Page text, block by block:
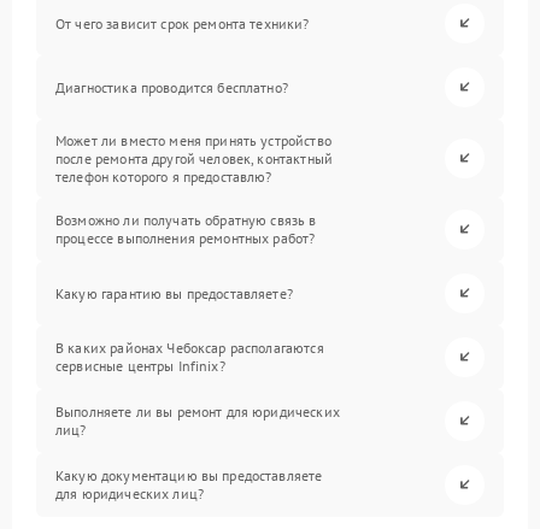
От чего зависит срок ремонта техники?
Диагностика проводится бесплатно?
Может ли вместо меня принять устройство
после ремонта другой человек, контактный
телефон которого я предоставлю?
Возможно ли получать обратную связь в
процессе выполнения ремонтных работ?
Какую гарантию вы предоставляете?
В каких районах Чебоксар располагаются
сервисные центры Infinix?
Выполняете ли вы ремонт для юридических
лиц?
Какую документацию вы предоставляете
для юридических лиц?